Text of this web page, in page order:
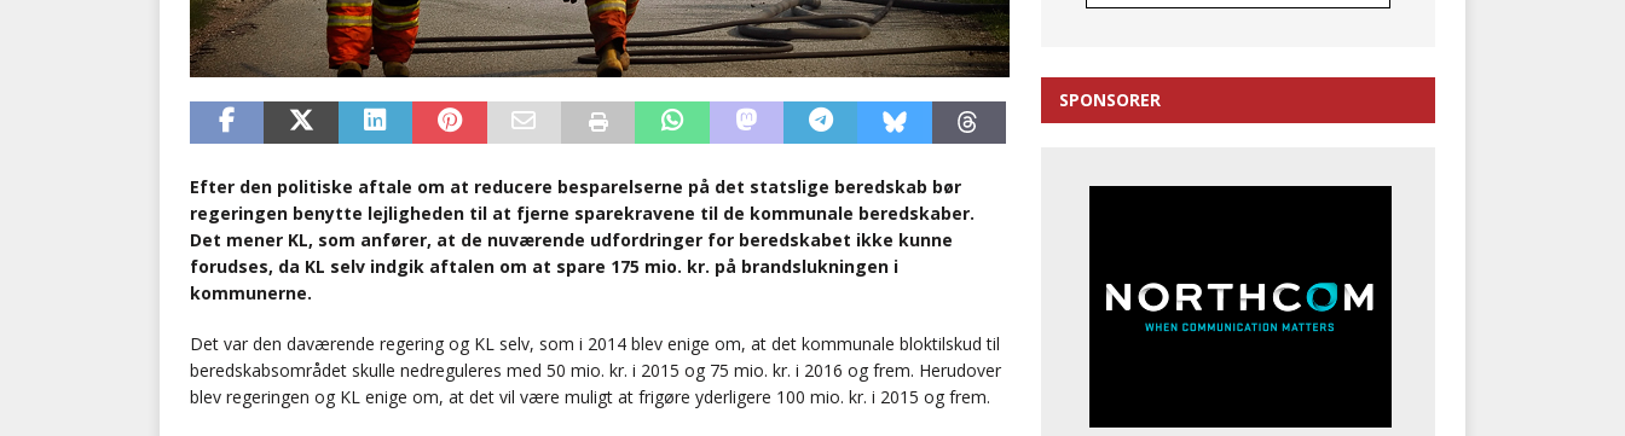
Efter den politiske aftale om at reducere besparelserne på det statslige beredskab bør
regeringen benytte lejligheden til at fjerne sparekravene til de kommunale beredskaber.
Det mener KL, som anfører, at de nuværende udfordringer for beredskabet ikke kunne
forudses, da KL selv indgik aftalen om at spare 175 mio. kr. på brandslukningen i
kommunerne.
Det var den daværende regering og KL selv, som i 2014 blev enige om, at det kommunale bloktilskud til
beredskabsområdet skulle nedreguleres med 50 mio. kr. i 2015 og 75 mio. kr. i 2016 og frem. Herudover
blev regeringen og KL enige om, at det vil være muligt at frigøre yderligere 100 mio. kr. i 2015 og frem.
SPONSORER